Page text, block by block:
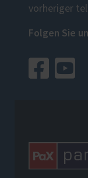
vorheriger
Folgen Sie